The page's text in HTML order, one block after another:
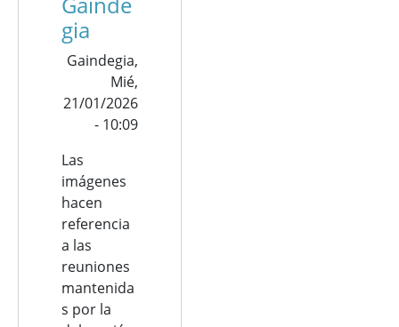
gia
Gaindegia,
Mié,
21/01/2026
- 10:09
Las
imágenes
hacen
referencia
a las
reuniones
mantenida
s por la